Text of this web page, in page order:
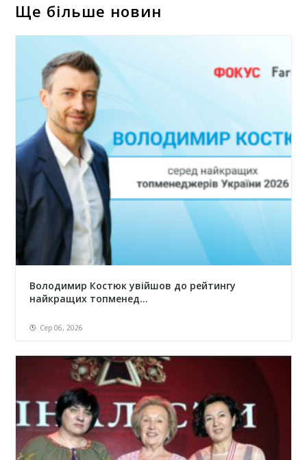
Ще більше новин
Володимир Костюк увійшов до рейтингу
найкращих топменед...
Сер 06, 2026